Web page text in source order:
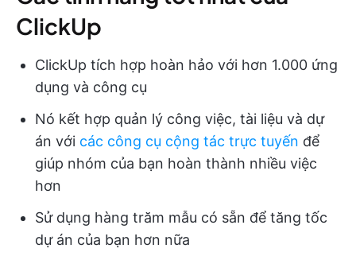
ClickUp
ClickUp tích hợp hoàn hảo với hơn 1.000 ứng
dụng và công cụ
Nó kết hợp quản lý công việc, tài liệu và dự
án với các công cụ cộng tác trực tuyến để
giúp nhóm của bạn hoàn thành nhiều việc
hơn
Sử dụng hàng trăm mẫu có sẵn để tăng tốc
dự án của bạn hơn nữa